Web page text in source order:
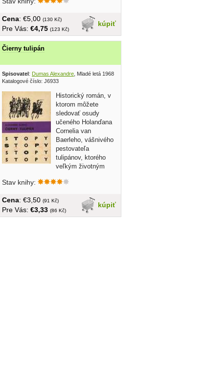
kúpiť
Cena: €5,00 (130 Kč)
Pre Vás: €4,75 (123 Kč)
Čierny tulipán
Spisovatel: Dumas Alexandre , Mladé letá 1968
Katalogové číslo: J6933
Historický román, v
ktorom môžete
sledovať osudy
učeného Holanďana
Cornelia van
Baerleho, vášnivého
pestovateľa
tulipánov, ktorého
veľkým životným
Stav knihy:
kúpiť
Cena: €3,50 (91 Kč)
Pre Vás: €3,33 (86 Kč)